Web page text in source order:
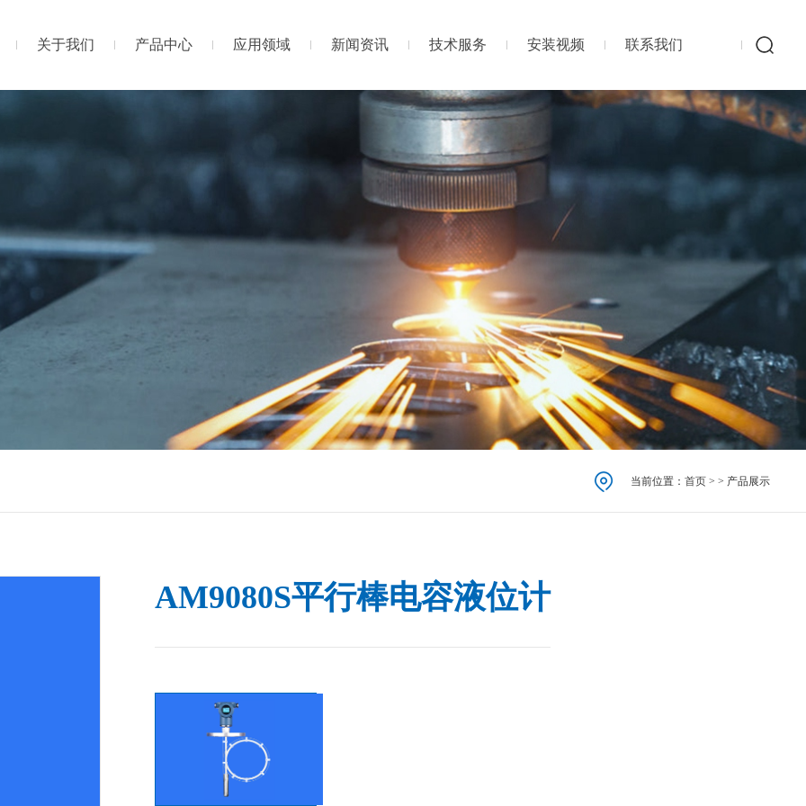
关于我们 产品中心 应用领域 新闻资讯 技术服务 安装视频 联系我们
当前位置： 首页> > 产品展示
AM9080S平行棒电容液位计